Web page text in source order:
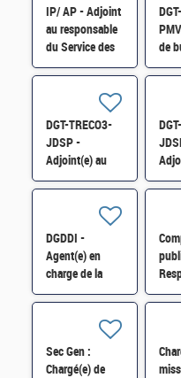
IP/ AP - Adjoint
au responsable
du Service des
Impôts des
(SIE) de Corbeil
H/F
de
DGT-TRECO3-
JDSP -
Adjoint(e) au
chef du bureau
DGDDI -
Agent(e) en
charge de la
comptabilité
caisse - cat. B
(H/F)
Sec Gen :
Chargé(e) de